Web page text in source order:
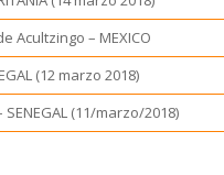
Acultzingo – MEXICO
(12 marzo 2018)
SENEGAL (11/marzo/2018)